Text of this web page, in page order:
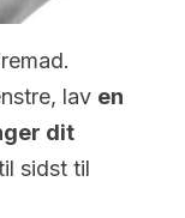
lav en
dit
sidst til